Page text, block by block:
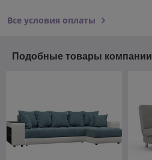
Все условия оплаты
Подобные товары компании